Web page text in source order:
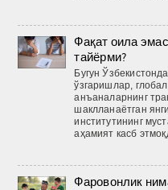
Фақат оила
тайёрми?
Бугун
ўзгаришлар,
анъаналарнинг
шакл­ланаётган
институтининг
аҳамият касб
Фаровонлик